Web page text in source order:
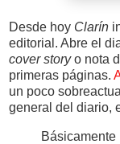
Desde hoy Clarín
editorial. Abre el
cover storyo nota
primeras páginas.
un poco
general del diario,
Básicamente